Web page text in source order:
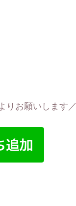
りお願いします／